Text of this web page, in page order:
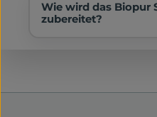
Wie wird das Biopur
zubereitet?